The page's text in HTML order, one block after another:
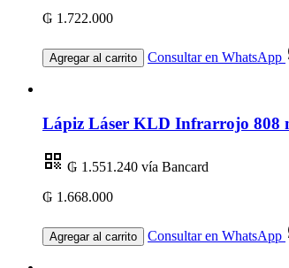
₲ 1.722.000
Agregar al carrito Consultar en WhatsApp
Lápiz Láser KLD Infrarrojo 808
₲ 1.551.240 vía Bancard
₲ 1.668.000
Agregar al carrito Consultar en WhatsApp